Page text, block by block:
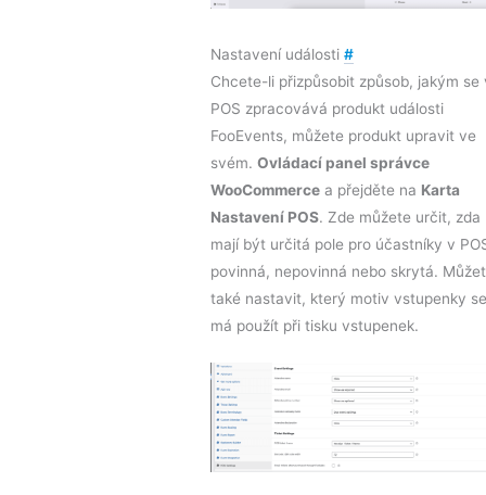
Nastavení události #
Chcete-li přizpůsobit způsob, jakým se
POS zpracovává produkt události
FooEvents, můžete produkt upravit ve
svém. Ovládací panel správce
WooCommerce a přejděte na Karta
Nastavení POS. Zde můžete určit, zda
mají být určitá pole pro účastníky v
povinná, nepovinná nebo skrytá.
také nastavit, který motiv vstupenky se
má použít při tisku vstupenek.